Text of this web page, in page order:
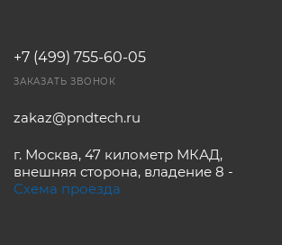
+7 (499) 755-60-05
ЗАКАЗАТЬ ЗВОНОК
zakaz@pndtech.ru
г. Москва, 47 километр МКАД,
внешняя сторона, владение 8 -
Схема проезда